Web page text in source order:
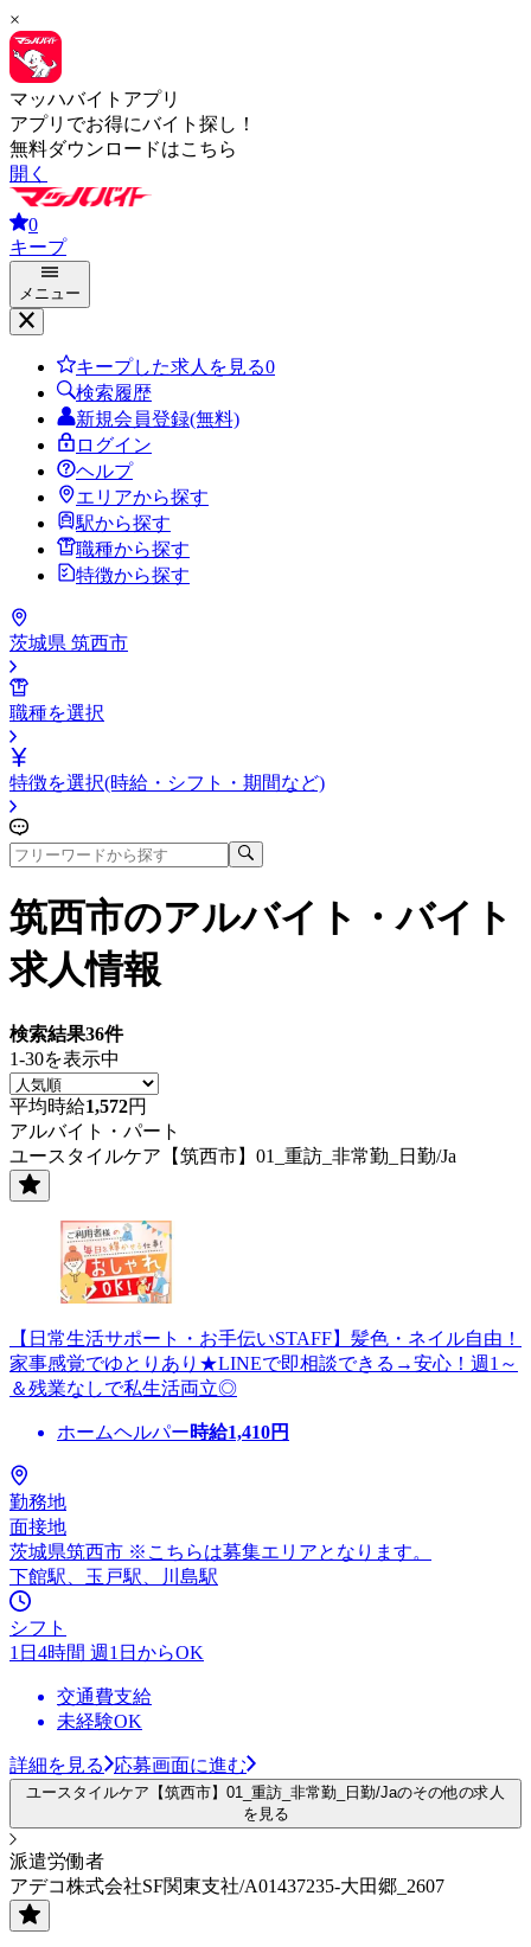
×
マッハバイトアプリ
アプリでお得にバイト探し！
無料ダウンロードはこちら
開く
0
キープ
メニュー
キープした求人を見る0
検索履歴
新規会員登録(無料)
ログイン
ヘルプ
エリアから探す
駅から探す
職種から探す
特徴から探す
茨城県 筑西市
職種を選択
特徴を選択(時給・シフト・期間など)
筑西市のアルバイト・バイト
求人情報
検索結果36件
1-30を表示中
平均時給1,572円
アルバイト・パート
ユースタイルケア【筑西市】01_重訪_非常勤_日勤/Ja
【日常生活サポート・お手伝いSTAFF】髪色・ネイル自由！
家事感覚でゆとりあり★LINEで即相談できる→安心！週1～
＆残業なしで私生活両立◎
ホームヘルパー時給1,410円
勤務地
面接地
茨城県筑西市 ※こちらは募集エリアとなります。
下館駅、玉戸駅、川島駅
シフト
1日4時間 週1日からOK
交通費支給
未経験OK
詳細を見る 応募画面に進む
ユースタイルケア【筑西市】01_重訪_非常勤_日勤/Jaのその他の求人
を見る
派遣労働者
アデコ株式会社SF関東支社/A01437235-大田郷_2607